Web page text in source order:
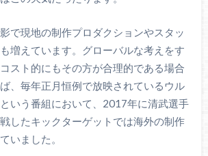
で現地の制作プロダクションやスタッ
増えています。グローバルな考えをす
スト的にもその方が合理的である場合
、毎年正月恒例で放映されているウル
いう番組において、2017年に清武選手
したキックターゲットでは海外の制作
いました。